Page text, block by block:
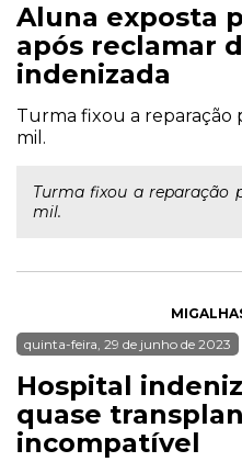
Aluna exposta
após reclamar
indenizada
Turma fixou a reparação
mil.
Turma fixou a reparação
mil.
quinta-feira, 29 de junho de 2023
Hospital
quase
incompatível